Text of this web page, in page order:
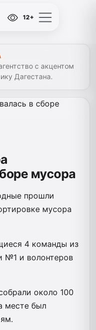
12+
с акцентом
Дагестана.
мусора
прошли
мусора
4 команды из
№1 и волонтеров
около 100
месте был